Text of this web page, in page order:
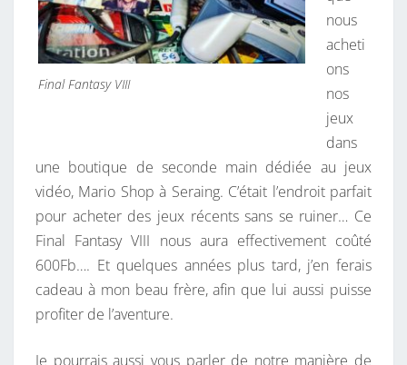
Final Fantasy VIII
nous
acheti
ons
nos
jeux
dans
une boutique de seconde main dédiée au jeux
vidéo, Mario Shop à Seraing. C’était l’endroit parfait
pour acheter des jeux récents sans se ruiner… Ce
Final Fantasy VIII nous aura effectivement coûté
600Fb…. Et quelques années plus tard, j’en ferais
cadeau à mon beau frère, afin que lui aussi puisse
profiter de l’aventure.
Je pourrais aussi vous parler de notre manière de